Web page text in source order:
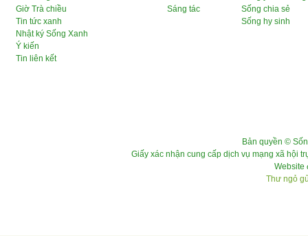
Giờ Trà chiều
Tin tức xanh
Nhật ký Sống Xanh
Ý kiến
Tin liên kết
Sáng tác
Sống chia sẻ
Sống hy sinh
Bản quyền ©
Giấy xác nhận cung cấp dịch vụ mạng xã hội
Website
Thư ngỏ